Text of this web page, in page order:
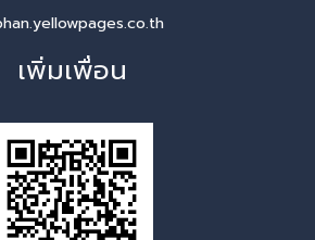
เพิ่มเพื่อน